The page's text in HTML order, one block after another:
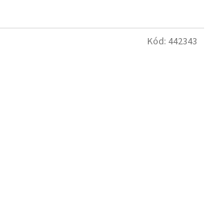
Kód: 442343